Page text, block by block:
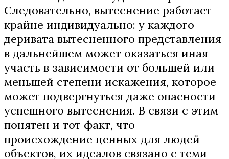
Следовательно, вытеснение работает
крайне индивидуально: у каждого
деривата вытесненного представления
в дальнейшем может оказаться иная
участь в зависимости от большей или
меньшей степени искажения, которое
может подвергнуться даже опасности
успешного вытеснения. В связи с этим
понятен и тот факт, что
происхождение ценных для людей
объектов, их идеалов связано с теми